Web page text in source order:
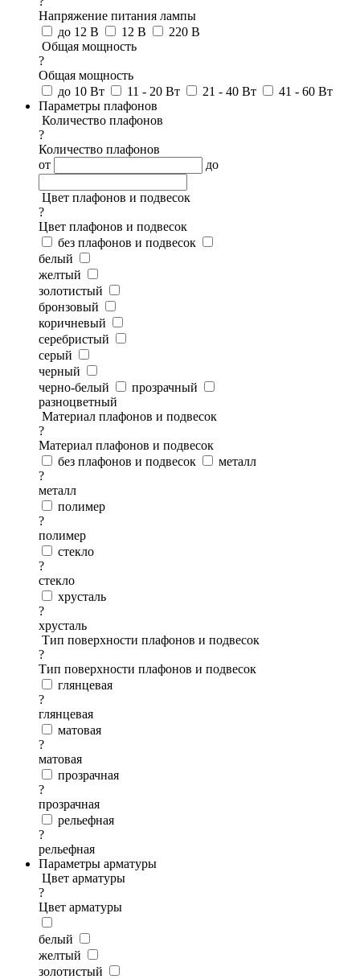
Напряжение питания лампы
до 12 В
12 В
220 В
Общая мощность
?
Общая мощность
до 10 Вт
11 - 20 Вт 21 - 40 Вт
41 - 60 Вт
Параметры плафонов
Количество плафонов
?
Количество плафонов
от
до
Цвет плафонов и подвесок
?
Цвет плафонов и подвесок
без плафонов и подвесок
белый
желтый
золотистый
бронзовый
коричневый
серебристый
серый
черный
черно-белый
прозрачный
разноцветный
Материал плафонов и подвесок
?
Материал плафонов и подвесок
без плафонов и подвесок
металл
?
металл
полимер
?
полимер
стекло
?
стекло
хрусталь
?
хрусталь
Тип поверхности плафонов и подвесок
?
Тип поверхности плафонов и подвесок
глянцевая
?
глянцевая
матовая
?
матовая
прозрачная
?
прозрачная
рельефная
?
рельефная
Параметры арматуры
Цвет арматуры
?
Цвет арматуры
белый
желтый
золотистый